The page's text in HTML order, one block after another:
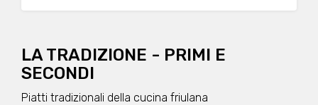
LA TRADIZIONE - PRIMI E
SECONDI
Piatti tradizionali della cucina friulana